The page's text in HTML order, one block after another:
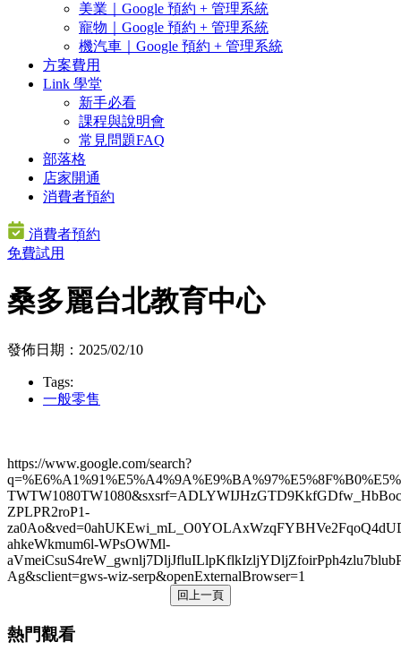
美業｜Google 預約 + 管理系統
寵物｜Google 預約 + 管理系統
機汽車｜Google 預約 + 管理系統
方案費用
Link 學堂
新手必看
課程與說明會
常見問題FAQ
部落格
店家開通
消費者預約
消費者預約
免費試用
桑多麗台北教育中心
發佈日期：2025/02/10
Tags:
一般零售
https://www.google.com/search?
ZPLPR2roP1-
ahkeWkmum6l-WPsOWMl-
Ag&sclient=gws-wiz-serp&openExternalBrowser=1
回上一頁
熱門觀看